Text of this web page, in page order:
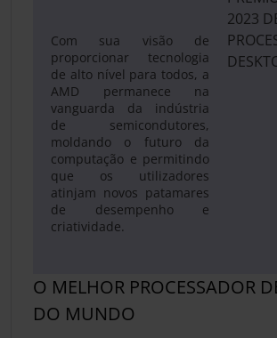
Com sua visão de
proporcionar tecnologia
de alto nível para todos, a
AMD permanece na
vanguarda da indústria
de semicondutores,
moldando o futuro da
computação e permitindo
que os utilizadores
atinjam novos patamares
de desempenho e
criatividade.
O MELHOR PROCESSADOR
DO MUNDO